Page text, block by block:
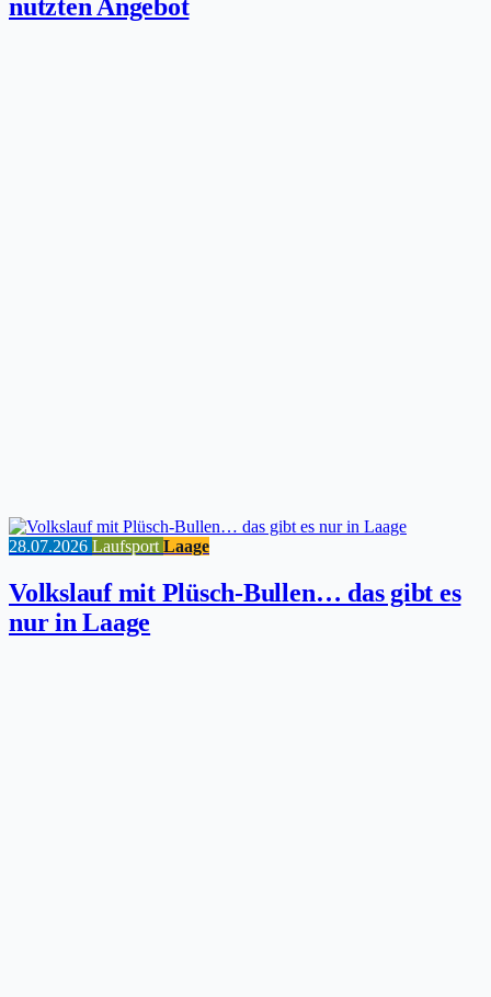
nutzten Angebot
28.07.2026 Laufsport Laage
Volkslauf mit Plüsch-Bullen… das gibt es
nur in Laage